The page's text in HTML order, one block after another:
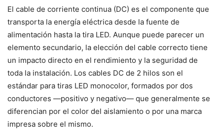
El cable de corriente continua (DC) es el componente que
transporta la energía eléctrica desde la fuente de
alimentación hasta la tira LED. Aunque puede parecer un
elemento secundario, la elección del cable correcto tiene
un impacto directo en el rendimiento y la seguridad de
toda la instalación. Los cables DC de 2 hilos son el
estándar para tiras LED monocolor, formados por dos
conductores —positivo y negativo— que generalmente se
diferencian por el color del aislamiento o por una marca
impresa sobre el mismo.